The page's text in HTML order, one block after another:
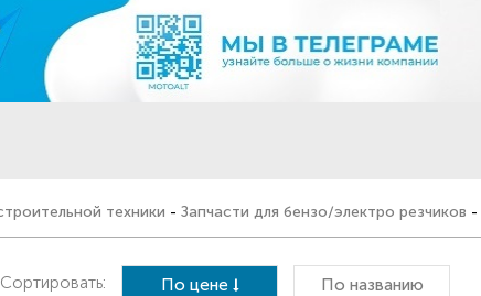
техники - Запчасти для бензо/электро резчиков -
Сортировать: По цене По названию